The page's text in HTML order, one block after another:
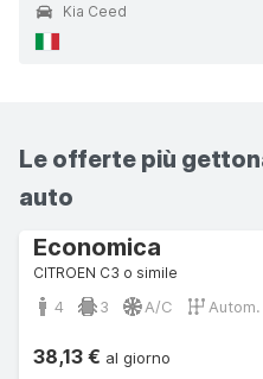
Kia Ceed
Le offerte più
auto
Economica
CITROEN C3 o simile
4 3 A/C Autom.
38,13 € al giorno